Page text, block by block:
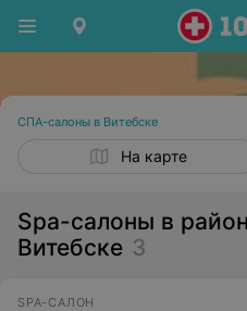
СПА-салоны в Витебске
На карте
Spa-салоны в
Витебске 3
SPA-САЛОН